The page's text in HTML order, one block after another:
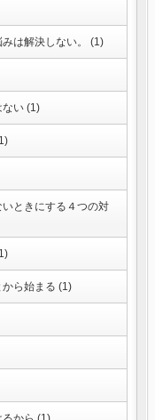
は解決しない。 (1)
い (1)
ときにする４つの対
ら始まる (1)